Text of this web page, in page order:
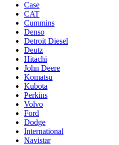
Case
CAT
Cummins
Denso
Detroit Diesel
Deutz
Hitachi
John Deere
Komatsu
Kubota
Perkins
Volvo
Ford
Dodge
International
Navistar